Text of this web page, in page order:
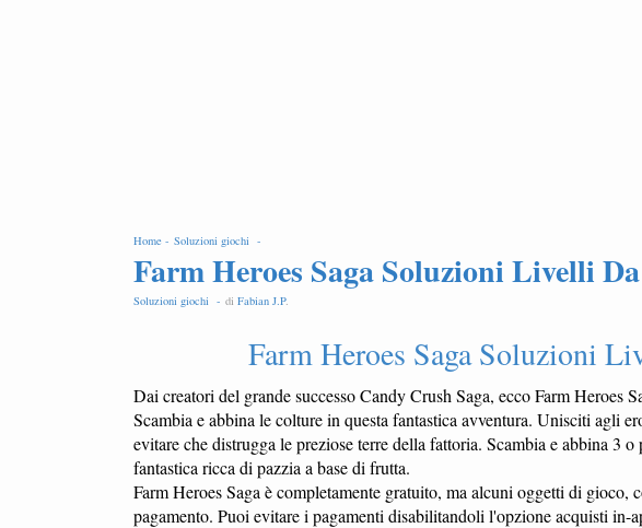
Home - Soluzioni giochi -
Farm Heroes Saga Soluzioni Livelli
Soluzioni giochi - di Fabian J.P.
Farm Heroes Saga Soluzioni
Dai creatori del grande successo Candy Crush Saga, ecco Farm Heroes
Scambia e abbina le colture in questa fantastica avventura. Unisciti agli
evitare che distrugga le preziose terre della fattoria. Scambia e abbina 3
fantastica ricca di pazzia a base di frutta.
Farm Heroes Saga è completamente gratuito, ma alcuni oggetti di gioco,
pagamento. Puoi evitare i pagamenti disabilitandoli l'opzione acquisti in-